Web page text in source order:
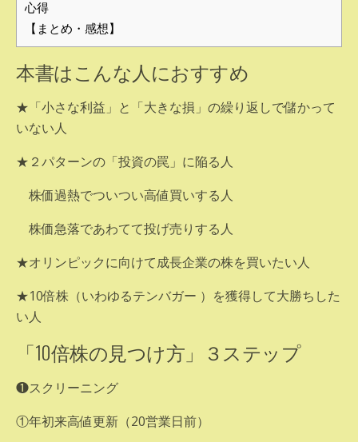
心得
【まとめ・感想】
本書はこんな人におすすめ
★「小さな利益」と「大きな損」の繰り返しで儲かって
いない人
★２パターンの「投資の罠」に陥る人
株価過熱でついつい高値買いする人
株価急落であわてて投げ売りする人
★オリンピックに向けて成長企業の株を買いたい人
★10倍株（いわゆるテンバガー ）を獲得して大勝ちした
い人
「10倍株の見つけ方」３ステップ
❶スクリーニング
①年初来高値更新（20営業日前）